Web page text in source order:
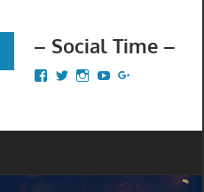
– Social Time –
Facebook
TwitterInstagram
YouTube